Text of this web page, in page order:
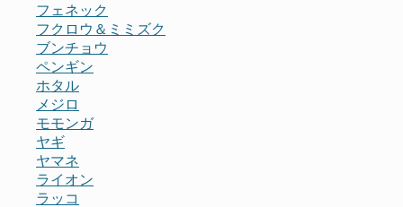
フェネック
フクロウ＆ミミズク
ブンチョウ
ペンギン
ホタル
メジロ
モモンガ
ヤギ
ヤマネ
ライオン
ラッコ